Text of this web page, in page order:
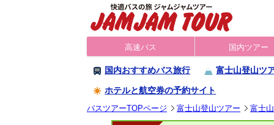
高速バス 国内ツアー
国内おすすめバス旅行 富士山登山ツ
ホテルと航空券の予約サイト
バスツアーTOPページ 富士山登山ツアー 富士